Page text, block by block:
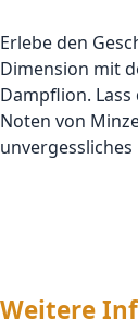
Erlebe den
Dimension mit
Dampflion.
Noten von
Weitere